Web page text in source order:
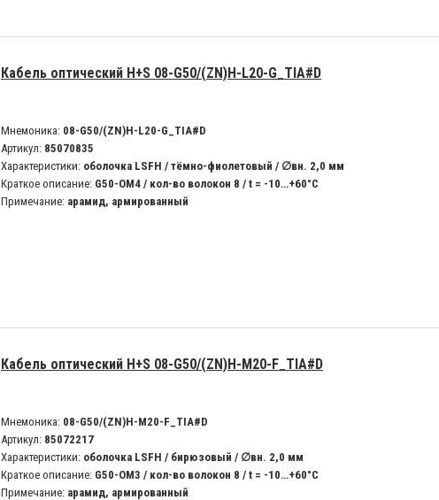
Кабель оптический H+S 08-G50/(ZN)H-L20-G_TIA#D
Мнемоника: 08-G50/(ZN)H-L20-G_TIA#D
Артикул: 85070835
Характеристики: оболочка LSFH / тёмно-фиолетовый / ∅вн. 2,0 мм
Краткое описание: G50-OM4 / кол-во волокон 8 / t = -10…+60°C
Примечание: арамид, армированный
Кабель оптический H+S 08-G50/(ZN)H-M20-F_TIA#D
Мнемоника: 08-G50/(ZN)H-M20-F_TIA#D
Артикул: 85072217
Характеристики: оболочка LSFH / бирюзовый / ∅вн. 2,0 мм
Краткое описание: G50-OM3 / кол-во волокон 8 / t = -10…+60°C
Примечание: арамид, армированный